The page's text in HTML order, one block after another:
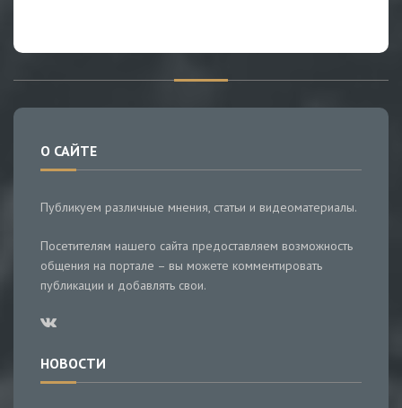
О САЙТЕ
Публикуем различные мнения, статьи и видеоматериалы.
Посетителям нашего сайта предоставляем возможность
общения на портале – вы можете комментировать
публикации и добавлять свои.
НОВОСТИ